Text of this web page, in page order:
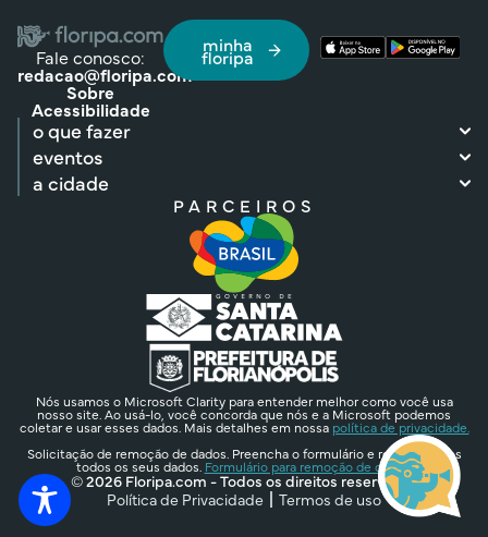
Fale conosco:
redacao@floripa.com
Sobre
Acessibilidade
minha
floripa
o que fazer
eventos
a cidade
PARCEIROS
Nós usamos o Microsoft Clarity para entender melhor como você usa
nosso site. Ao usá-lo, você concorda que nós e a Microsoft podemos
coletar e usar esses dados. Mais detalhes em nossa política de privacidade.
Solicitação de remoção de dados. Preencha o formulário e removeremos
todos os seus dados. Formulário para remoção de dados.
© 2026 Floripa.com - Todos os direitos reservados
Política de Privacidade
Termos de uso